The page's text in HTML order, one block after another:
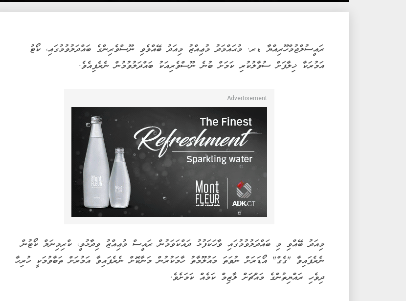
ރައީސުލްޖުމްހޫރިއްޔާ ޑރ. މުޙައްމަދު މުޢިއްޒު މިއަދު ބޭއްވެވި ނޫސްވެރިންގެ ބައްދަލުވުމުގައި، ކޯޓު
އަމުރަކާ ޚިލާފަށް ސުވާލުކުރި ކަމަށް ބުނެ ނޫސްވެރިއަކު ބައްދަލުވުމުން ނެރެފިއެވެ.
މިއަދު ބޭއްވި މި ބައްދަލުވުމުގައި ވާހަކަފުޅު ދައްކަވަމުން ރައީސް މުޢިއްޒު ވިދާޅުވީ، ކްރިމިނަލް ކޯޓުން
ނެރެފައިވާ "ގެގް" އޯޑަރަށް ނުވަތަ މައުލޫމާތު ހާމަކުރުން މަނާކޮށް ނެރެފައިވާ އަމުރަށް ތަބާވުމަކީ ހުރިހާ
ދިވެހި ރައްޔިތުންގެ މައްޗަށް ލާޒިމް ކަމެއް ކަމަށެވެ.